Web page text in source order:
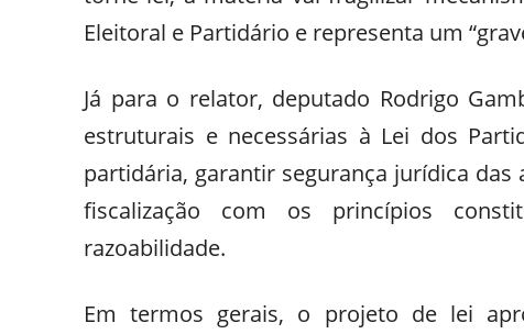
Eleitoral e Partidário e representa um
Já para o relator, deputado Rodrigo
estruturais e necessárias à Lei dos
partidária, garantir segurança jurídica
fiscalização com os princípios
razoabilidade.
Em termos gerais, o projeto de lei